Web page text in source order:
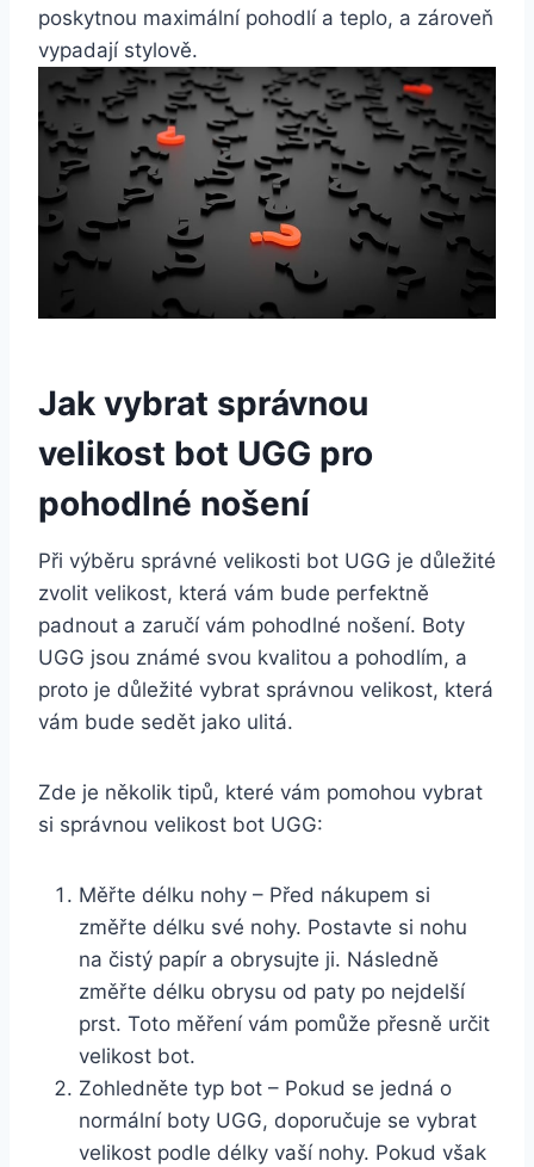
poskytnou ⁤maximální pohodlí a⁤ teplo, a ⁣zároveň
vypadají stylově.
Jak⁢ vybrat správnou
velikost bot UGG pro
‌pohodlné nošení
Při ‌výběru správné velikosti ⁣bot UGG je‌ důležité
​zvolit velikost, která vám bude perfektně
padnout ‍a zaručí vám pohodlné nošení. ⁣Boty
UGG jsou známé⁣ svou kvalitou ​a​ pohodlím, a
⁤proto je důležité vybrat správnou velikost, která
vám bude sedět jako ulitá.
Zde je několik⁤ tipů, které vám⁢ pomohou vybrat
si⁣ správnou velikost bot UGG:
Měřte ⁤délku nohy – Před nákupem si
změřte délku své nohy. ‌Postavte si​ nohu
na čistý‌ papír⁢ a obrysujte⁤ ji. Následně
‌změřte délku obrysu od⁤ paty po nejdelší
prst. Toto měření⁢ vám pomůže⁣ přesně určit
velikost bot.
Zohledněte typ bot – ⁣Pokud⁣ se​ jedná o
normální ‍boty UGG, doporučuje se vybrat
velikost podle délky⁤ vaší nohy. Pokud však